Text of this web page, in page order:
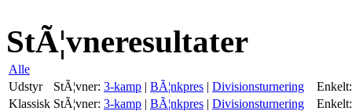
StÃ¦vneresultater
Alle
Udstyr
StÃ¦vner: 3-kamp | BÃ¦nkpres | Divisionsturnering
Enkelt:
Klassisk StÃ¦vner: 3-kamp | BÃ¦nkpres | Divisionsturnering
Enkelt: